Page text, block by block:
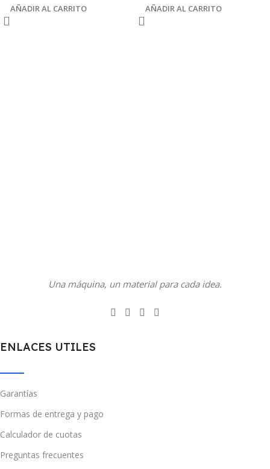
AÑADIR AL CARRITO AÑADIR AL CARRITO
Una máquina, un material para cada idea.
ENLACES UTILES
Garantías
Formas de entrega y pago
Calculador de cuotas
Preguntas frecuentes